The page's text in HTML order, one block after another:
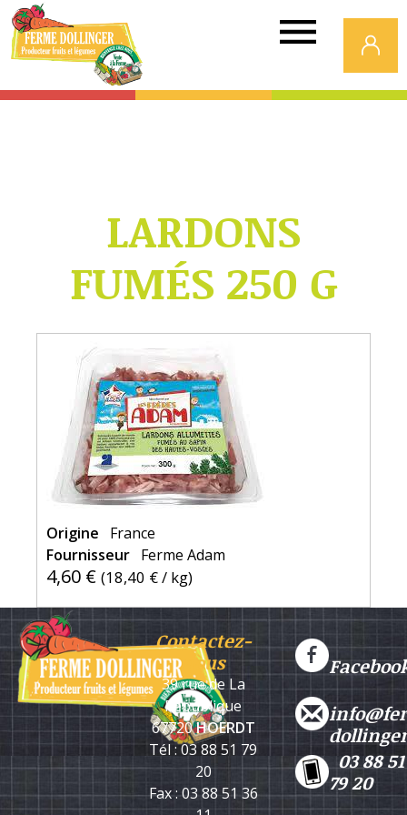
LARDONS
FUMÉS 250 G
Origine
France
Fournisseur Ferme Adam
4,60 € (18,40 €/ kg)
Contactez-
nous
39 rue de La
République
67720HOERDT
Tél : 03 88 51 79
20
Fax : 03 88 51 36
03 88 51
79 20